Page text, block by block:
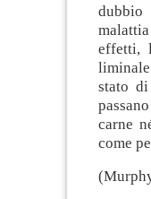
dubbio
effetti,
stato
carne
come